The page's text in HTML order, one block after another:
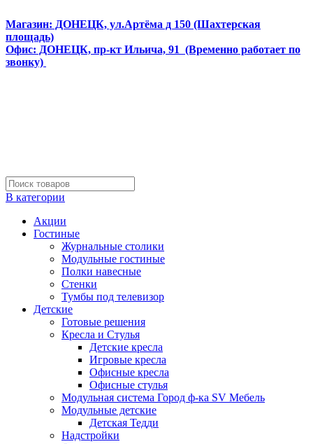
Магазин: ДОНЕЦК, ул.Артёма д 150 (Шахтерская
площадь)
Офис: ДОНЕЦК, пр-кт Ильича, 91 (Временно работает по
звонку)
В категории
Акции
Гостиные
Журнальные столики
Модульные гостиные
Полки навесные
Стенки
Тумбы под телевизор
Детские
Готовые решения
Кресла и Стулья
Детские кресла
Игровые кресла
Офисные кресла
Офисные стулья
Модульная система Город ф-ка SV Мебель
Модульные детские
Детская Тедди
Надстройки